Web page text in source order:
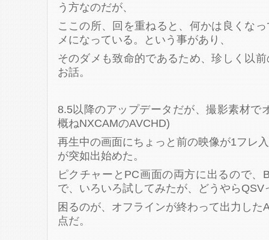
う方なのだが、
ここの所、回を重ねると、何かは良くな
メになっている。という事があり、
そのダメも致命的であるため、珍しく以
お話。
8.5以降のアップデータだが、撮影素材で
概ねNXCAMのAVCHD)
再生中の画面にちょっと前の映像が1フレ
が突如出始めた。
ピクチャーとPC画面の両方に出るので、
で、いろいろ試してみたが、どうやらQSV
困るのが、オフラインが終わって出力した
点だ。